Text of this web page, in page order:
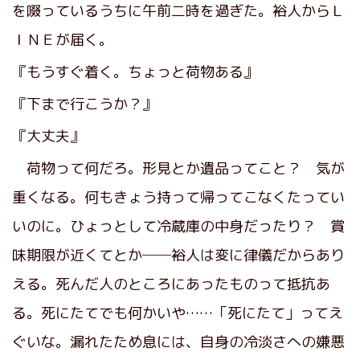
を啜っているうちに午前二時を過ぎた。裕人からＬ
ＩＮＥが届く。
『もうすぐ着く。ちょっと荷物ある』
『下まで行こうか？』
『大丈夫』
荷物って何だろ。形見とか遺品ってこと？ 気が
重くなる。何もきょう持って帰ってこなくたってい
いのに。ひょっとして冷蔵庫の中身だったり？ 賞
味期限が近くてとか──裕人は変に律儀だからあり
える。死んだ人のところにあったものって抵抗あ
る。死にたてでも何かいや……「死にたて」ってえ
ぐいな。漏れたため息には、自身の冷淡さへの嫌悪